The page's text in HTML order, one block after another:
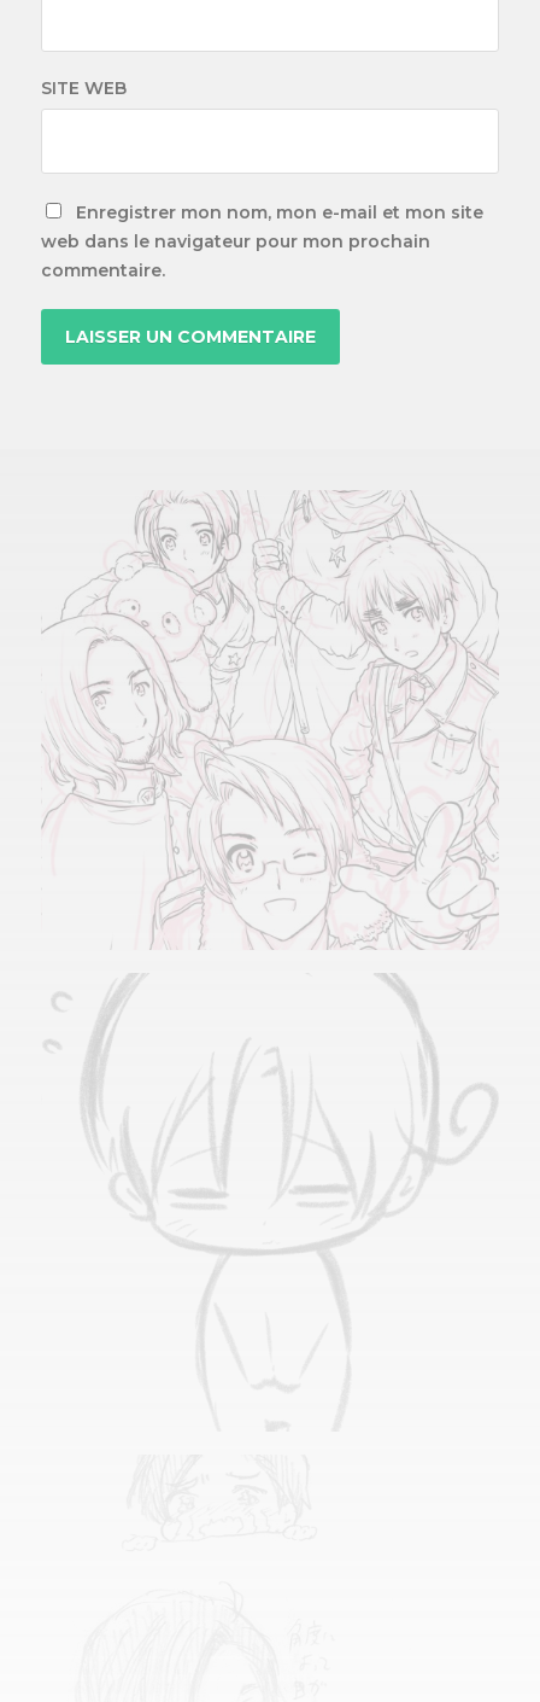
SITE WEB
Enregistrer mon nom, mon e-mail et mon site
web dans le navigateur pour mon prochain
commentaire.